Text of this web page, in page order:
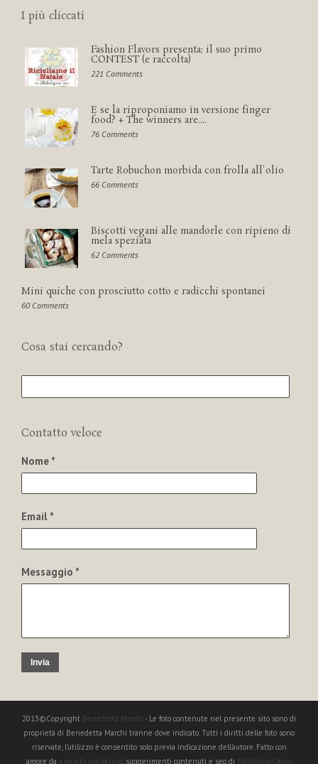
I più cliccati
Fashion Flavors presenta: il suo primo
CONTEST (e raccolta)
221 Comments
E se la riproponiamo in versione finger
food? + The winners are....
76 Comments
Tarte Robuchon morbida con frolla all'olio
66 Comments
Biscotti vegani alle mandorle con ripieno di
mela speziata
62 Comments
Mini quiche con prosciutto cotto e radicchi spontanei
60 Comments
Cosa stai cercando?
Contatto veloce
Nome *
Email *
Messaggio *
Invia
2013©Copyright Benedetta Marchi - Le foto contenute nel presente sito sono di
proprietà di Benedetta Marchi tranne dove indicato. Tutti i diritti delle foto sono
riservate, l'utilizzo è consentito solo previa indicazione dell'autore. Fatto con
amore da esociety marketing, suggerimenti contenuti e seo di MarketingCamp